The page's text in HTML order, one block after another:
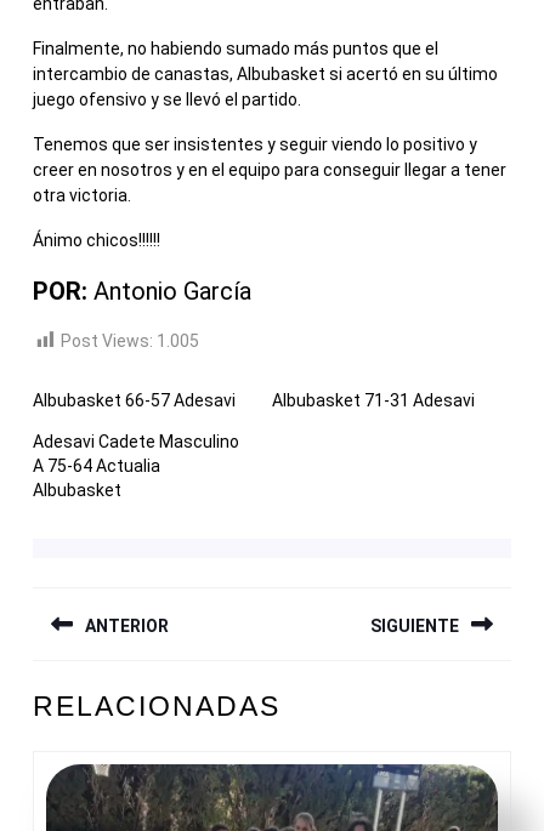
Finalmente, no habiendo sumado más puntos que el
intercambio de canastas, Albubasket si acertó en su último
juego ofensivo y se llevó el partido.
Tenemos que ser insistentes y seguir viendo lo positivo y
creer en nosotros y en el equipo para conseguir llegar a tener
otra victoria.
Ánimo chicos!!!!!!
POR: Antonio García
Post Views: 1.005
Albubasket 66-57 Adesavi Albubasket 71-31 Adesavi
Adesavi Cadete Masculino
A 75-64 Actualia
Albubasket
DE
ANTERIOR
anterior:
SIGUIENTE
entrada:
RELACIONADAS